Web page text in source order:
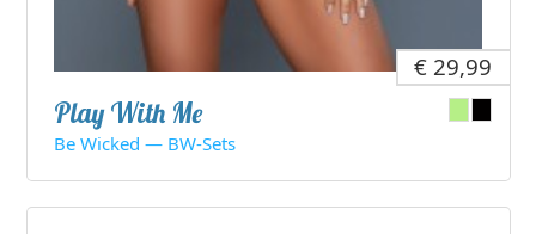
€ 29,99
Play With Me
Be Wicked — BW-Sets